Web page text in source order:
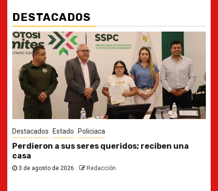
DESTACADOS
Destacados Estado
Ya casi, el quinto informe del Gobernador
30 de julio de 2026